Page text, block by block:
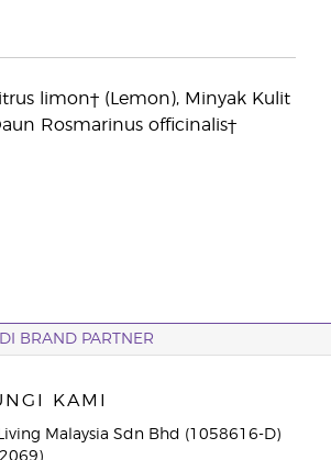
limon† (Lemon), Minyak Kulit
Rosmarinus officinalis†
BRAND PARTNER
KAMI
Malaysia Sdn Bhd (1058616-D)